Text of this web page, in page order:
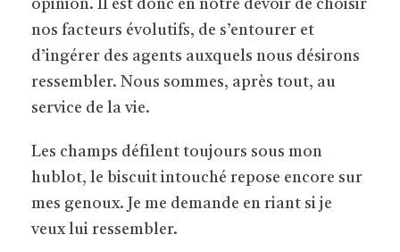
opinion. Il est donc en notre devoir de choisir
nos facteurs évolutifs, de s’entourer et
d’ingérer des agents auxquels nous désirons
ressembler. Nous sommes, après tout, au
service de la vie.
Les champs défilent toujours sous mon
hublot, le biscuit intouché repose encore sur
mes genoux. Je me demande en riant si je
veux lui ressembler.